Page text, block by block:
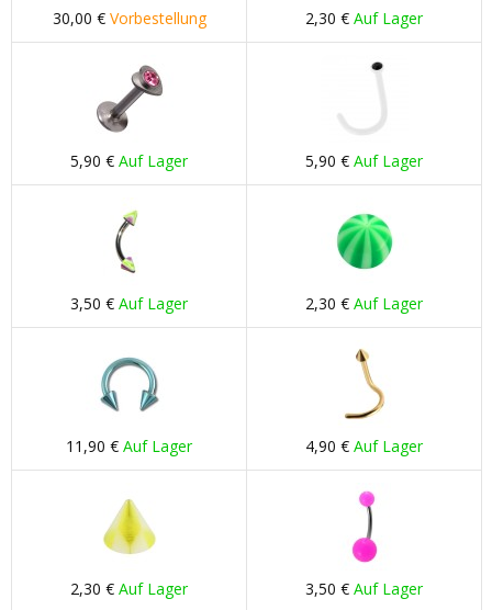
30,00 € Vorbestellung 2,30 € Auf Lager
5,90 € Auf Lager 5,90 € Auf Lager
3,50 € Auf Lager 2,30 € Auf Lager
11,90 € Auf Lager 4,90 € Auf Lager
2,30 € Auf Lager 3,50 € Auf Lager